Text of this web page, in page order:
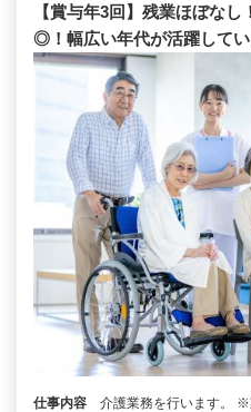
【賞与年3回】残業ほぼな
◎！幅広い年代が活躍してい
仕事内容 介護業務を行います。